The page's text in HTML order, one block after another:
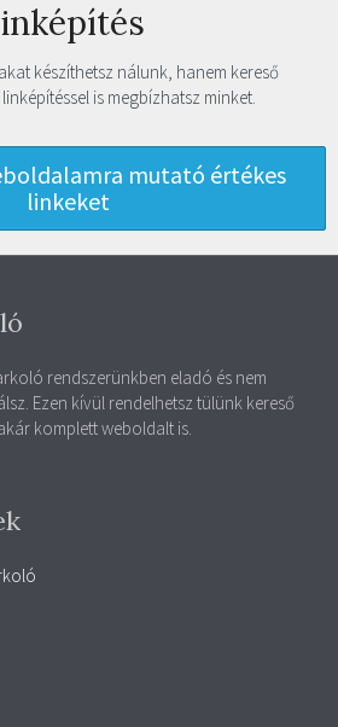
készíthetsz nálunk, hanem kereső
is megbízhatsz minket.
mutató értékes
linkeket
rendszerünkben eladó és nem
Ezen kívül rendelhetsz tülünk kereső
komplett weboldalt is.